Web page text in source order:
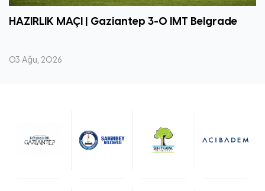
HAZIRLIK MAÇI | Gaziantep 3-0 IMT Belgrade
03 Ağu, 2026